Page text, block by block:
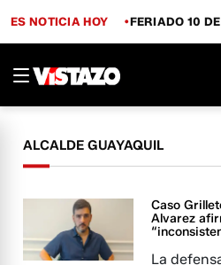
ES NOTICIA HOY FERIADO 10
ALCALDE GUAYAQUIL
Caso
Alvarez
La